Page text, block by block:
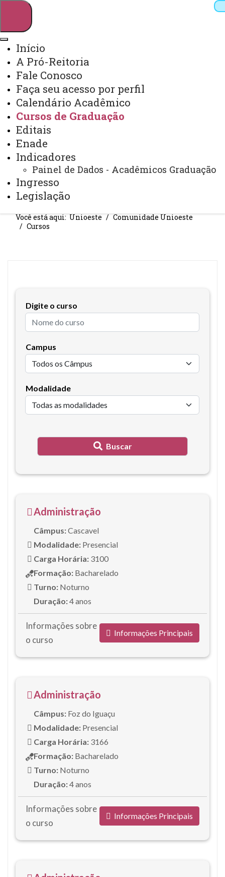
Webmail Sistemas
Telefones
Arquivo Virtual
Início
A Pró-Reitoria
Fale Conosco
Faça seu acesso por perfil
Calendário Acadêmico
Cursos de Graduação
Editais
Enade
Indicadores
Painel de Dados - Acadêmicos Graduação
Ingresso
Legislação
CURSOS
Você está aqui: Unioeste
Comunidade Unioeste
Cursos
Digite o curso
Campus
Modalidade
Buscar
Administração
Câmpus:Cascavel
Modalidade: Presencial
Carga Horária: 3100
Formação: Bacharelado
Turno: Noturno
Duração:4 anos
Informações sobre
o curso
Informações Principais
Administração
Câmpus: Foz do Iguaçu
Modalidade: Presencial
Carga Horária: 3166
Formação: Bacharelado
Turno: Noturno
Duração:4 anos
Informações sobre
o curso
Informações Principais